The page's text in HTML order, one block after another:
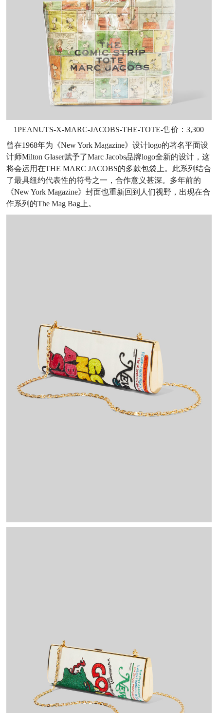
1PEANUTS-X-MARC-JACOBS-THE-TOTE-售价：3,300
曾在1968年为《New York Magazine》设计logo的著名平面设
计师Milton Glaser赋予了Marc Jacobs品牌logo全新的设计，这
将会运用在THE MARC JACOBS的多款包袋上。此系列结合
了最具纽约代表性的符号之一，合作意义甚深。多年前的
《New York Magazine》封面也重新回到人们视野，出现在合
作系列的The Mag Bag上。